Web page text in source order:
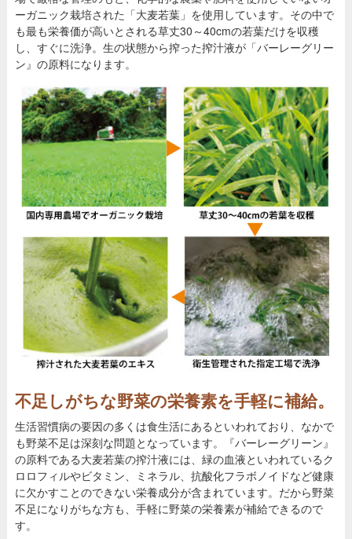
ーガニック栽培された「大麦若葉」を使用しています。その中で
も最も栄養価が高いとされる草丈30～40cmの若葉だけを収穫
し、すぐに洗浄。生の状態から搾った搾汁液が「バーレーグリー
ン』の原料になります。
不足しがちな野菜の栄養素を手軽に補給。
生活習慣病の要因の多くは食生活にあるといわれており、なかで
も野菜不足は深刻な問題となっています。『バーレーグリーン』
の原料である大麦若葉の搾汁液には、緑の血液といわれているク
ロロフィルやビタミン、ミネラル、抗酸化フラボノイドなど健康
に欠かすことのできない栄養成分が含まれています。だから野菜
不足になりがちな方も、手軽に野菜の栄養素が補給できるので
す。